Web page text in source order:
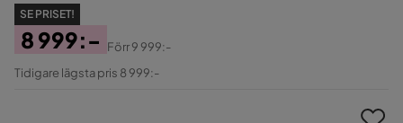
SE PRISET!
Pris
8 999:-
Original
Förr9 999:-
Tidigare lägsta pris 8 999:-